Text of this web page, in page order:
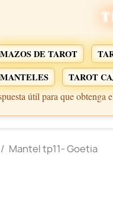
MAZOS DE TAROT
MANTELES
TAROT
útil para que obtenga
Mantel tp11- Goetia